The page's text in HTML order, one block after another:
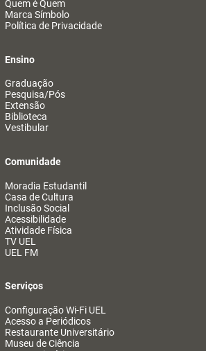
Quem é Quem
Marca Símbolo
Política de Privacidade
Ensino
Graduação
Pesquisa/Pós
Extensão
Biblioteca
Vestibular
Comunidade
Moradia Estudantil
Casa de Cultura
Inclusão Social
Acessibilidade
Atividade Física
TV UEL
UEL FM
Serviços
Configuração Wi-Fi UEL
Acesso a Periódicos
Restaurante Universitário
Museu de Ciência